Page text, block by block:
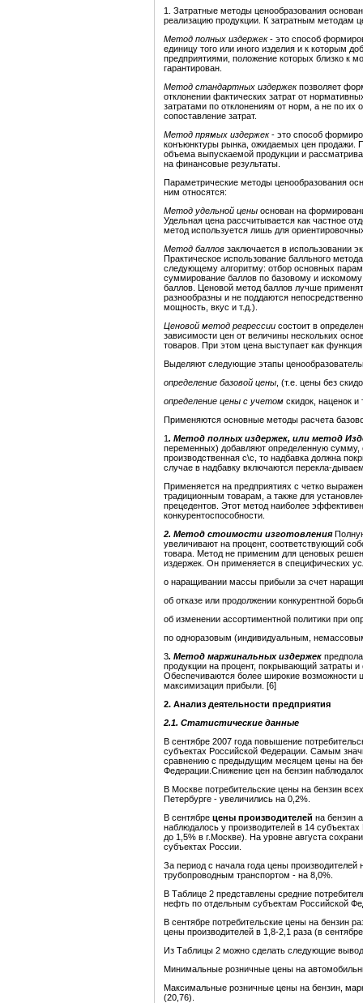
1. Затратные методы ценообразования
реализацию продукции. К затратным методам
Метод полных издержек- это способ
единицу того или иного изделия и к которым
предприятиями, положение которых близко к
гарантирован.
Метод стандартных издержекпозволяет
отклонении фактических затрат от
затратами по отклонениям от норм, а не по
сопоставление затрат.
Метод прямых издержек- это способ
конъюнктуры рынка, ожидаемых цен продажи.
объема выпускаемой продукции и
на финансовые результаты.
Параметрические методы ценообразования
ним относятся:
Метод удельной цены основан на
Удельная цена рассчитывается как частное
метод используется лишь для
Метод баллов заключается в использовании
Практическое использование балльного
следующему алгоритму: отбор основных
суммирование баллов по базовому и
баллов. Ценовой метод баллов лучше
разнообразны и не поддаются
мощность, вкус и т.д.).
Ценовой метод регрессии состоит в
зависимости цен от величины нескольких
товаров. При этом цена выступает как
Выделяют следующие этапы
определение базовой цены , (т.е. цены без
определение цены с учетом скидок, наценок и
Применяются основные методы расчета
1. Метод полных издержек, или метод
переменных) добавляют определенную
производственная с\с, то надбавка должна
случае в надбавку включаются перекла-
Применяется на предприятиях с четко
традиционным товарам, а также для
прецедентов. Этот метод наиболее
конкурентоспособности.
2. Метод стоимости изготовления
увеличивают на процент, соответствующий
товара. Метод не применим для ценовых
издержек. Он применяется в специфических
о наращивании массы прибыли за счет
об отказе или продолжении конкурентной
об изменении ассортиментной политики при
по одноразовым (индивидуальным,
3. Метод маржинальных издержек
продукции на процент, покрывающий затраты
Обеспечиваются более широкие возможности
максимизация прибыли. [6]
2. Анализ деятельности предприятия
2.1. Статистические данные
В сентябре 2007 года повышение
субъектах Российской Федерации. Самым
сравнению с предыдущим месяцем цены на
Федерации.Снижение цен на бензин
В Москве потребительские цены на бензин
Петербурге - увеличились на 0,2%.
В сентябре цены производителей на бензин
наблюдалось у производителей в 14
до 1,5% в г.Москве). На уровне августа
субъектах России.
За период с начала года цены
трубопроводным транспортом - на 8,0%.
В Таблице 2 представлены средние
нефть по отдельным субъектам Российской
В сентябре потребительские цены на бензин
цены производителей в 1,8-2,1 раза (в
Из Таблицы 2 можно сделать следующие
Минимальные розничные цены на
Максимальные розничные цены на бензин,
(20,76).